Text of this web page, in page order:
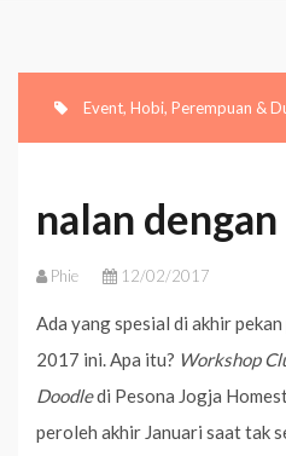
Event, Hobi, Perempuan &
nalan
Phie 12/02/2017
Ada yang spesial di akhir
2017 ini. Apa itu? Workshop
Doodledi Pesona Jogja
peroleh akhir Januari saat tak